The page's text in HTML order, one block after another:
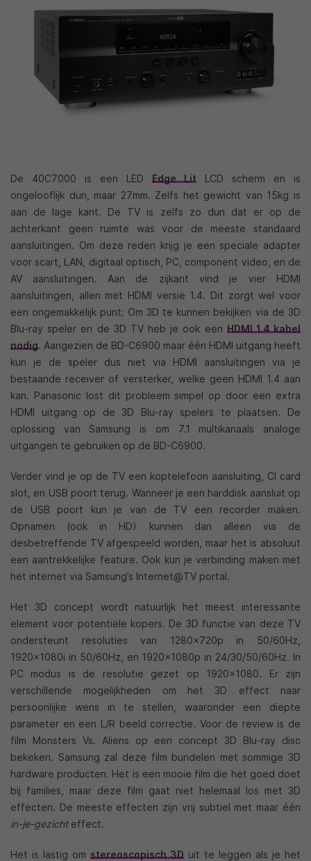
De 40C7000 is een LED Edge Lit LCD scherm en is
ongelooflijk dun, maar 27mm. Zelfs het gewicht van 15kg is
aan de lage kant. De TV is zelfs zo dun dat er op de
achterkant geen ruimte was voor de meeste standaard
aansluitingen. Om deze reden krijg je een speciale adapter
voor scart, LAN, digitaal optisch, PC, component video, en de
AV aansluitingen. Aan de zijkant vind je vier HDMI
aansluitingen, allen met HDMI versie 1.4. Dit zorgt wel voor
een ongemakkelijk punt; Om 3D te kunnen bekijken via de 3D
Blu-ray speler en de 3D TV heb je ook een HDMI 1.4 kabel
nodig. Aangezien de BD-C6900 maar één HDMI uitgang heeft
kun je de speler dus niet via HDMI aansluitingen via je
bestaande receiver of versterker, welke geen HDMI 1.4 aan
kan. Panasonic lost dit probleem simpel op door een extra
HDMI uitgang op de 3D Blu-ray spelers te plaatsen. De
oplossing van Samsung is om 7.1 multikanaals analoge
uitgangen te gebruiken op de BD-C6900.
Verder vind je op de TV een koptelefoon aansluiting, CI card
slot, en USB poort terug. Wanneer je een harddisk aansluit op
de USB poort kun je van de TV een recorder maken.
Opnamen (ook in HD) kunnen dan alleen via de
desbetreffende TV afgespeeld worden, maar het is absoluut
een aantrekkelijke feature. Ook kun je verbinding maken met
het internet via Samsung’s Internet@TV portal.
Het 3D concept wordt natuurlijk het meest interessante
element voor potentiële kopers. De 3D functie van deze TV
ondersteunt resoluties van 1280x720p in 50/60Hz,
1920x1080i in 50/60Hz, en 1920x1080p in 24/30/50/60Hz. In
PC modus is de resolutie gezet op 1920×1080. Er zijn
verschillende mogelijkheden om het 3D effect naar
persoonlijke wens in te stellen, waaronder een diepte
parameter en een L/R beeld correctie. Voor de review is de
film Monsters Vs. Aliens op een concept 3D Blu-ray disc
bekeken. Samsung zal deze film bundelen met sommige 3D
hardware producten. Het is een mooie film die het goed doet
bij families, maar deze film gaat niet helemaal los met 3D
effecten. De meeste effecten zijn vrij subtiel met maar één
in-je-gezichteffect.
Het is lastig om stereoscopisch 3D uit te leggen als je het